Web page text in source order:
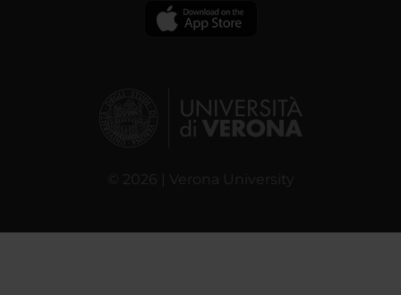
© 2026 | Verona University